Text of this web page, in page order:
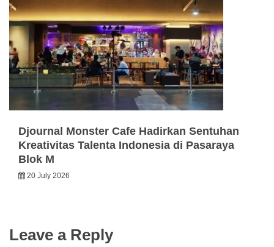
Djournal Monster Cafe Hadirkan Sentuhan
Kreativitas Talenta Indonesia di Pasaraya
Blok M
20 July 2026
Leave a Reply